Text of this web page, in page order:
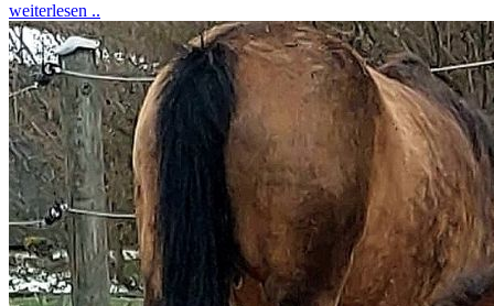
weiterlesen ..